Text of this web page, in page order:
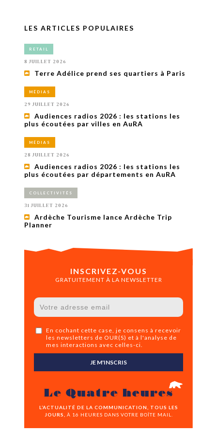
LES ARTICLES POPULAIRES
RETAIL
8 JUILLET 2026
Terre Adélice prend ses quartiers à Paris
MÉDIAS
29 JUILLET 2026
Audiences radios 2026 : les stations les
plus écoutées par villes en AuRA
MÉDIAS
28 JUILLET 2026
Audiences radios 2026 : les stations les
plus écoutées par départements en AuRA
COLLECTIVITÉS
31 JUILLET 2026
Ardèche Tourisme lance Ardèche Trip
Planner
INSCRIVEZ-VOUS
GRATUITEMENT À LA NEWSLETTER
En cochant cette case, je consens à recevoir
les newsletters de OUR(S) et à l'analyse de
mes interactions avec celles-ci.
JE M'INSCRIS
Le Quatre heures
L’ACTUALITÉ DE LA COMMUNICATION, TOUS LES
JOURS,
À 16 HEURES DANS VOTRE BOÎTE MAIL.